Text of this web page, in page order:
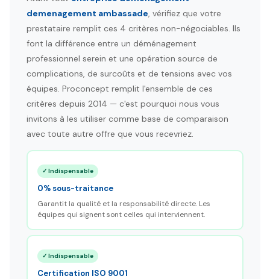
demenagement ambassade, vérifiez que votre
prestataire remplit ces 4 critères non-négociables. Ils
font la différence entre un déménagement
professionnel serein et une opération source de
complications, de surcoûts et de tensions avec vos
équipes. Proconcept remplit l'ensemble de ces
critères depuis 2014 — c'est pourquoi nous vous
invitons à les utiliser comme base de comparaison
avec toute autre offre que vous recevriez.
✓ Indispensable
0% sous-traitance
Garantit la qualité et la responsabilité directe. Les
équipes qui signent sont celles qui interviennent.
✓ Indispensable
Certification ISO 9001